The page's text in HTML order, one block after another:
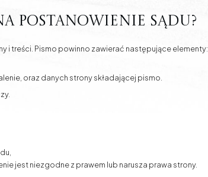
postanowienie sądu?
treści. Pismo powinno zawierać następujące elementy:
oraz danych strony składającej pismo.
jest niezgodne z prawem lub narusza prawa strony.